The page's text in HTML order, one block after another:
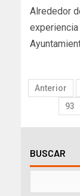
Alrededor
experiencia
Anterior
93
BUSCAR